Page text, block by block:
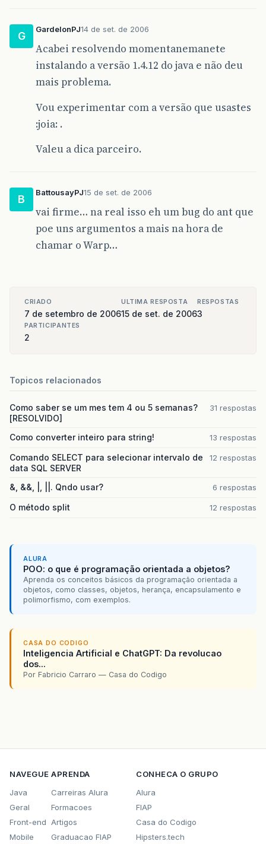
G
GardelonPJ14 de set. de 2006
Acabei resolvendo momentanemanete
instalando a versão 1.4.12 do java e não deu
mais problema.
Vou experimentar com a versão que usastes
:joia: .
Valeu a dica parceiro.
B
BattousayPJ15 de set. de 2006
vai firme… na real isso eh um bug do ant que
poe uns argumentos a mais na hora de
chamar o Warp…
CRIADO
7 de setembro de 2006
ULTIMA RESPOSTA
15 de set. de 2006
RESPOSTAS
3
PARTICIPANTES
2
Topicos relacionados
Como saber se um mes tem 4 ou 5 semanas?
[RESOLVIDO]
31 respostas
Como converter inteiro para string! 13 respostas
Comando SELECT para selecionar intervalo de
data SQL SERVER
12 respostas
&, &&, |, ||. Qndo usar? 6 respostas
O método split 12 respostas
ALURA
POO: o que é programação orientada a objetos?
Aprenda os conceitos básicos da programação orientada a
objetos, como classes, objetos, herança, encapsulamento e
polimorfismo, com exemplos.
CASA DO CODIGO
Inteligencia Artificial e ChatGPT: Da revolucao
dos...
Por Fabricio Carraro — Casa do Codigo
NAVEGUE
Java
Geral
Front-end
Mobile
APRENDA
Carreiras Alura
Formacoes
Artigos
Graduacao FIAP
CONHECA O GRUPO
Alura
FIAP
Casa do Codigo
Hipsters.tech